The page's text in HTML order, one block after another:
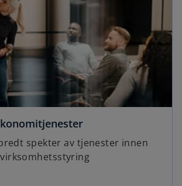
spekter av tjenester innen